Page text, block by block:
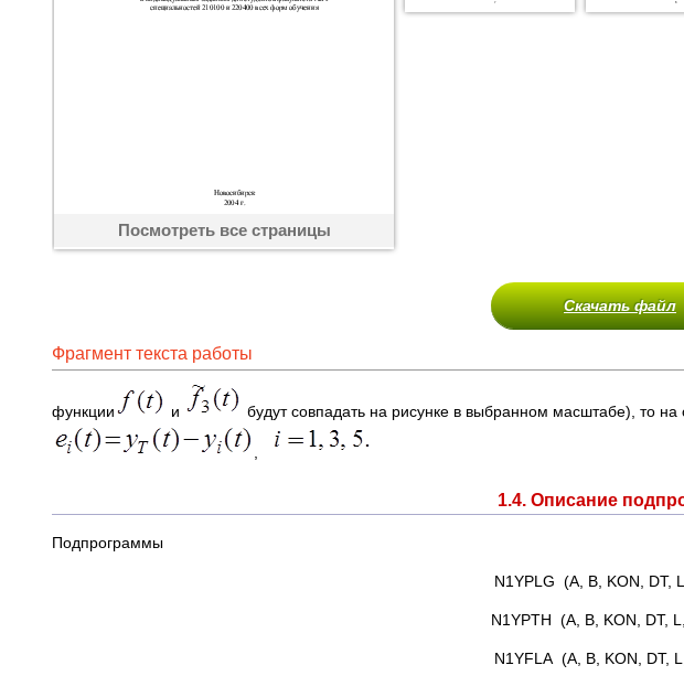
Посмотреть все страницы
Скачать файл
Фрагмент текста работы
функции и будут совпадать на рисунке в выбранном масштабе), то
1.4. Описание
Подпрограммы
N1YPLG (A, B, KON, DT,
N1YPTH (A, B, KON, DT,
N1YFLA (A, B, KON, DT,